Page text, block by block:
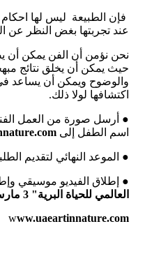
فإن الطبيعة ليس لها احكام
عند تجربتها بغض النظر عن
نحن نؤمن أن الفن يمكن أن
حيث يمكن أن يخلق نتائج
والوضوح ويمكن أن يساعد
اكتشافها لولا ذلك.
● أرسل صورة من العمل
اسم الطفل إلى
● الموعد النهائي لتقديم
● إطلاق الفيديو موسيقي
العالمي للحياة البرية" 3
www.uaeartinnature.com